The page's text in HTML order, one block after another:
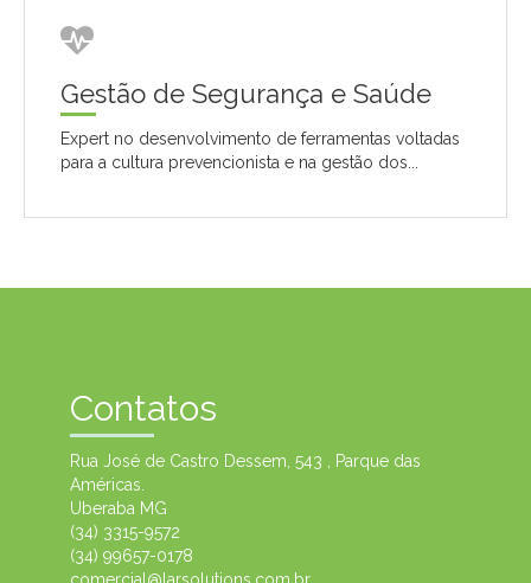
Gestão de Segurança e Saúde
Expert no desenvolvimento de ferramentas voltadas
para a cultura prevencionista e na gestão dos...
Contatos
Rua José de Castro Dessem, 543 , Parque das
Américas.
Uberaba MG
(34) 3315-9572
(34) 99657-0178